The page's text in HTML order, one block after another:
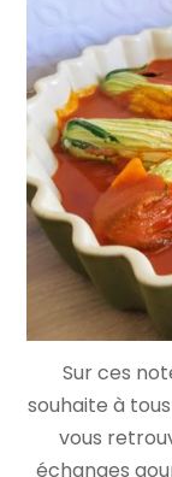
Sur ces
souhaite à
vous
échanges